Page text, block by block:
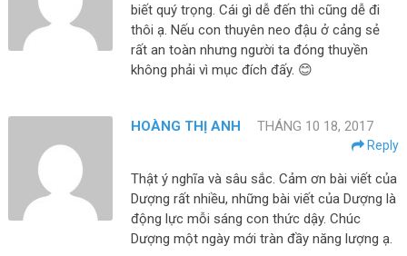
biết quý trọng. Cái gì dễ đến thì cũng dễ đi
thôi ạ. Nếu con thuyên neo đậu ở cảng sẻ
rất an toàn nhưng người ta đóng thuyền
không phải vì mục đích đấy. 😊
HOÀNG THỊ ANH THÁNG 10 18, 2017
Reply
Thật ý nghĩa và sâu sắc. Cảm ơn bài viết của
Dượng rất nhiều, những bài viết của Dượng là
động lực mỗi sáng con thức dậy. Chúc
Dượng một ngày mới tràn đầy năng lượng ạ.